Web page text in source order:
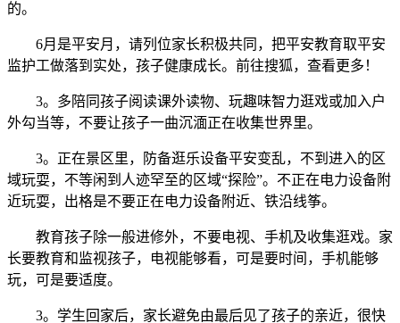
的。
6月是平安月，请列位家长积极共同，把平安教育取平安
监护工做落到实处，孩子健康成长。前往搜狐，查看更多！
3。多陪同孩子阅读课外读物、玩趣味智力逛戏或加入户
外勾当等，不要让孩子一曲沉湎正在收集世界里。
3。正在景区里，防备逛乐设备平安变乱，不到进入的区
域玩耍，不等闲到人迹罕至的区域“探险”。不正在电力设备附
近玩耍，出格是不要正在电力设备附近、铁沿线筝。
教育孩子除一般进修外，不要电视、手机及收集逛戏。家
长要教育和监视孩子，电视能够看，可是要时间，手机能够
玩，可是要适度。
3。学生回家后，家长避免由最后见了孩子的亲近，很快